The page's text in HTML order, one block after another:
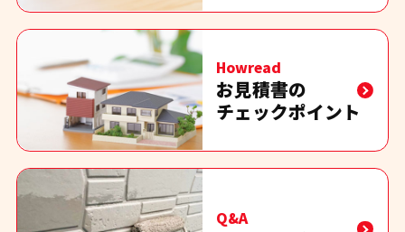
Howread
お見積書の
チェックポイント
Q&A